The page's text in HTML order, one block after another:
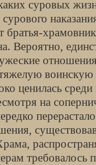
суровых
Вероятно,
воинскую
ценилась среди
на
требовалось